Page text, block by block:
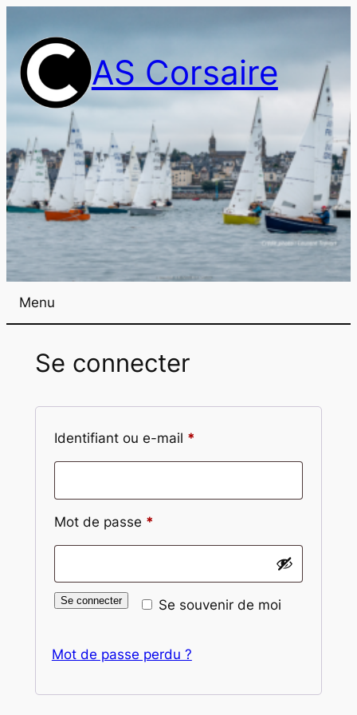
AS Corsaire
Menu
Se connecter
Identifiant ou e-mail *
Mot de passe *
Se souvenir de moi
Se connecter
Mot de passe perdu ?